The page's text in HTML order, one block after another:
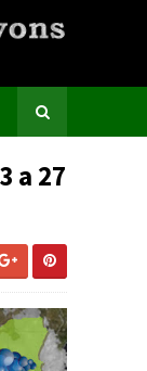
a 27